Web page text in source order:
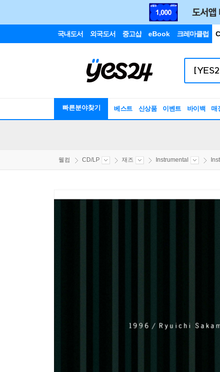
국내도서 외국도서 중고샵 eBook 크레마클럽
빠른분야찾기 베스트 신상품 이벤트 바이백 매
웰컴 CD/LP 재즈 Instrumental